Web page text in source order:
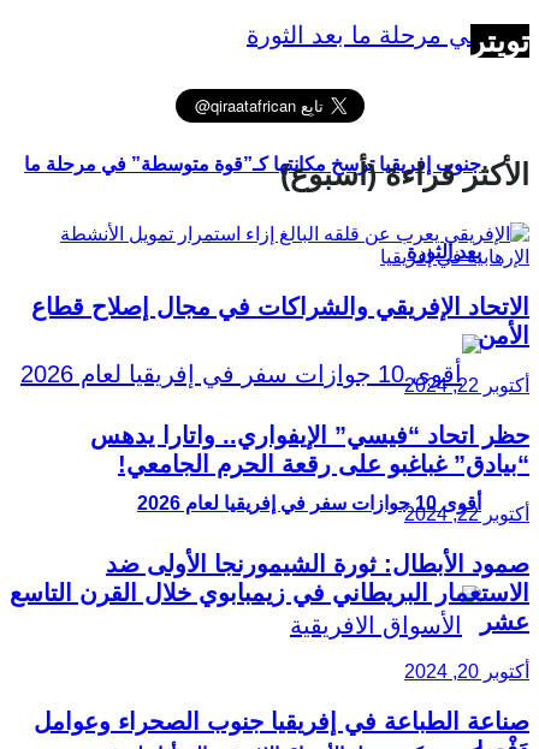
جنوب إفريقيا ترسخ مكانتها كـ”قوة متوسطة” في مرحلة ما
بعد الثورة
أقوى 10 جوازات سفر في إفريقيا لعام 2026
تويتر
الأكثر قراءة (أسبوع)
الاتحاد الإفريقي والشراكات في مجال إصلاح قطاع
الأمن
أكتوبر 22, 2024
حظر اتحاد “فيسي” الإيفواري.. واتارا يدهس
“بيادق” غباغبو على رقعة الحرم الجامعي!
أكتوبر 22, 2024
صمود الأبطال: ثورة الشيمورنجا الأولى ضد
الاستعمار البريطاني في زيمبابوي خلال القرن التاسع
عشر
أكتوبر 20, 2024
صناعة الطباعة في إفريقيا جنوب الصحراء وعوامل